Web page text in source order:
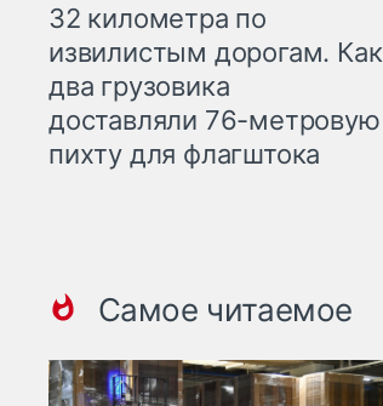
32 километра по
извилистым дорогам. Как
два грузовика
доставляли 76-метровую
пихту для флагштока
Самое читаемое